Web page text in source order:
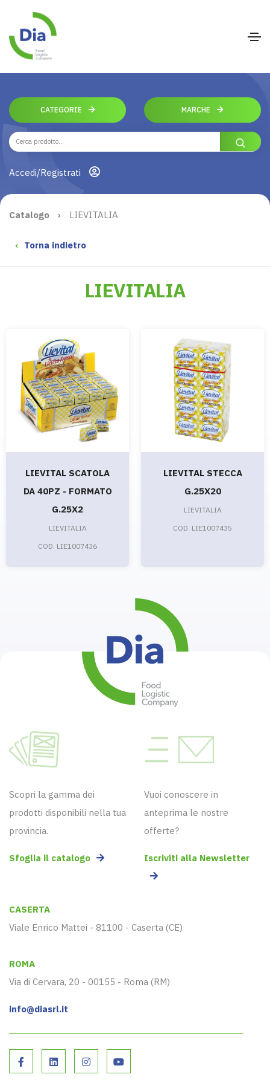
CATEGORIE MARCHE
Accedi/Registrati
Catalogo › LIEVITALIA
‹ Torna indietro
LIEVITALIA
LIEVITAL SCATOLA
DA 40PZ - FORMATO
G.25X2
LIEVITALIA
COD. LIE1007436
LIEVITAL STECCA
G.25X20
LIEVITALIA
COD. LIE1007435
Scopri la gamma dei
prodotti disponibili nella tua
provincia.
Sfoglia il catalogo
Vuoi conoscere in
anteprima le nostre
offerte?
Iscriviti alla Newsletter
CASERTA
Viale Enrico Mattei - 81100 - Caserta (CE)
ROMA
Via di Cervara, 20 - 00155 - Roma (RM)
info@diasrl.it